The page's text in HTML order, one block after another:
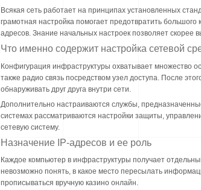
Всякая сеть работает на принципах установленных
грамотная настройка помогает предотвратить
адресов. Знание начальных настроек позволяет
Что именно содержит настройка сетевой
Конфигурация инфраструктуры охватывает множество
также радио связь посредством узел доступа. После
обнаруживать друг друга внутри сети.
Дополнительно настраиваются службы,
системах рассматриваются настройки защиты,
сетевую систему.
Назначение IP-адресов и ее роль
Каждое компьютер в инфраструктуры получает
невозможно понять, в какое место пересылать
прописыватьcя вручную казино онлайн.